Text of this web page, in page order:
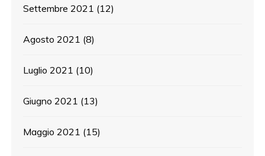
Settembre 2021 (12)
Agosto 2021 (8)
Luglio 2021 (10)
Giugno 2021 (13)
Maggio 2021 (15)